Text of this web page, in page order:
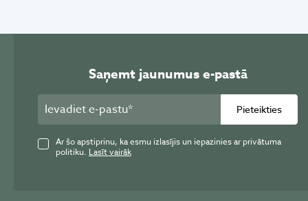
Saņemt jaunumus e-pastā
Pieteikties
Ar šo apstiprinu, ka esmu izlasījis un iepazinies ar privātuma
politiku. Lasīt vairāk